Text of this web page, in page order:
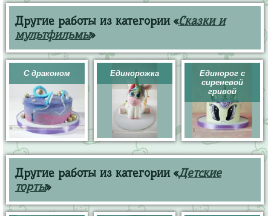
Другие работы из категории «Сказки и
мультфильмы»
С драконом Единорожка
Единорог с
сиреневой
гривой
Другие работы из категории «Детские
торты»